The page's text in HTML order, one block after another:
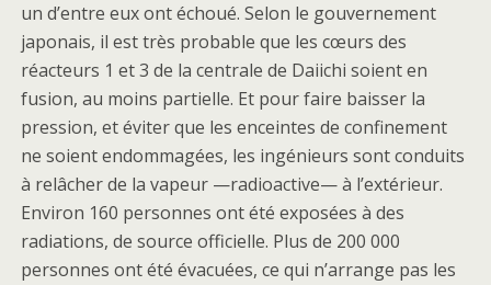
un d’entre eux ont échoué. Selon le gouvernement
japonais, il est très probable que les cœurs des
réacteurs 1 et 3 de la centrale de Daiichi soient en
fusion, au moins partielle. Et pour faire baisser la
pression, et éviter que les enceintes de confinement
ne soient endommagées, les ingénieurs sont conduits
à relâcher de la vapeur —radioactive— à l’extérieur.
Environ 160 personnes ont été exposées à des
radiations, de source officielle. Plus de 200 000
personnes ont été évacuées, ce qui n’arrange pas les